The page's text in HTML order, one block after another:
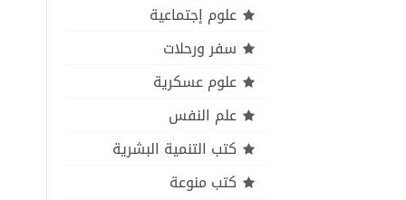
علوم إجتماعية
سفر ورحلات
علوم عسكرية
علم النفس
كتب التنمية البشرية
كتب منوعة